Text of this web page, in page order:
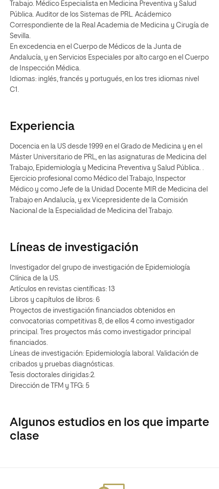
Trabajo. Médico Especialista en Medicina Preventiva y Salud
Pública. Auditor de los Sistemas de PRL. Acádemico
Correspondiente de la Real Academia de Medicina y Cirugía de
Sevilla.
En excedencia en el Cuerpo de Médicos de la Junta de
Andalucía, y en Servicios Especiales por alto cargo en el Cuerpo
de Inspección Médica.
Idiomas: inglés, francés y portugués, en los tres idiomas nivel
C1.
Experiencia
Docencia en la US desde 1999 en el Grado de Medicina y en el
Máster Universitario de PRL, en las asignaturas de Medicina del
Trabajo, Epidemiología y Medicina Preventiva y Salud Pública. .
Ejercicio profesional como Médico del Trabajo, Inspector
Médico y como Jefe de la Unidad Docente MIR de Medicina del
Trabajo en Andalucía, y ex Vicepresidente de la Comisión
Nacional de la Especialidad de Medicina del Trabajo.
Líneas de investigación
Investigador del grupo de investigación de Epidemiología
Clínica de la US.
Artículos en revistas científicas: 13
Libros y capítulos de libros: 6
Proyectos de investigación financiados obtenidos en
convocatorias competitivas 8, de ellos 4 como investigador
principal. Tres proyectos más como investigador principal
financiados.
Líneas de investigación: Epidemiología laboral. Validación de
cribados y pruebas diagnósticas.
Tesis doctorales dirigidas:2.
Dirección de TFM y TFG: 5
Algunos estudios en los que imparte
clase